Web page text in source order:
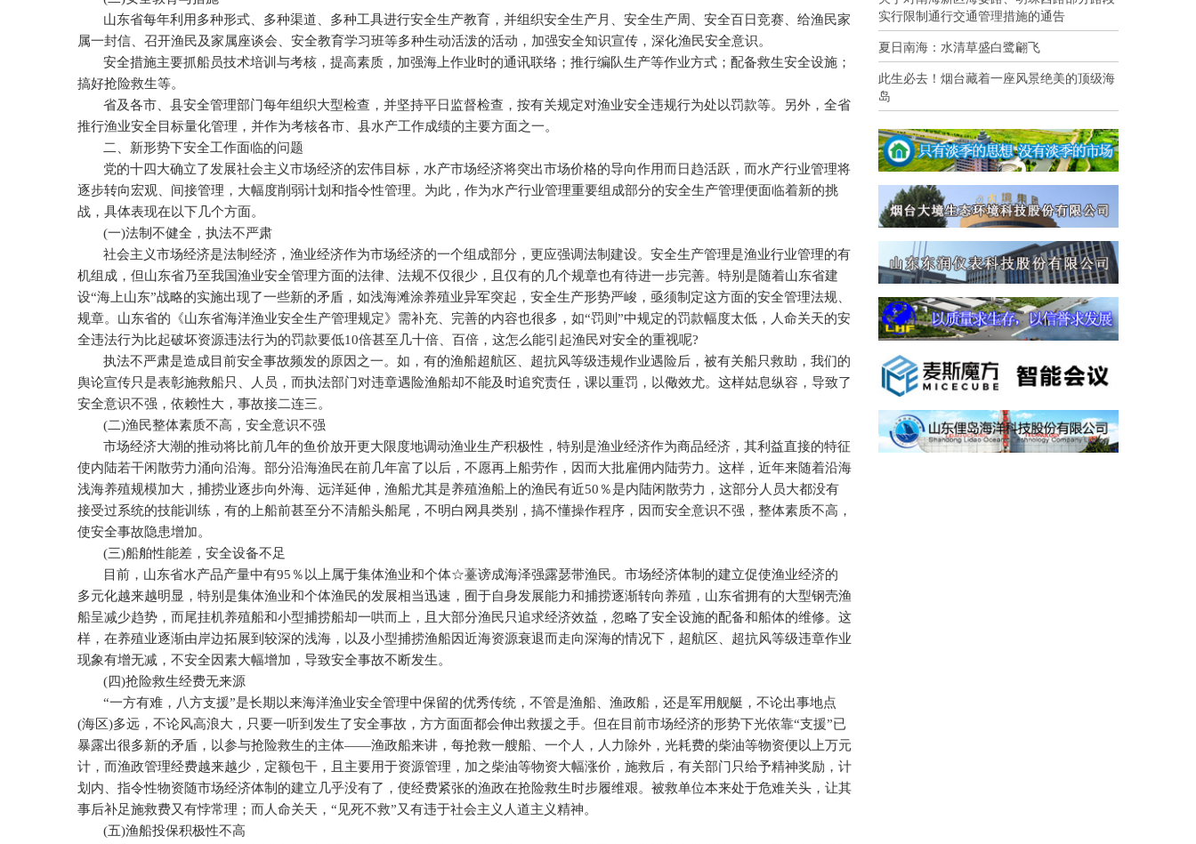
山东省每年利用多种形式、多种渠道、多种工具进行安全生产教育，并组织安全生产月、安全生产周、安全百日竞赛、给渔民家
属一封信、召开渔民及家属座谈会、安全教育学习班等多种生动活泼的活动，加强安全知识宣传，深化渔民安全意识。
安全措施主要抓船员技术培训与考核，提高素质，加强海上作业时的通讯联络；推行编队生产等作业方式；配备救生安全设施；
搞好抢险救生等。
省及各市、县安全管理部门每年组织大型检查，并坚持平日监督检查，按有关规定对渔业安全违规行为处以罚款等。另外，全省
推行渔业安全目标量化管理，并作为考核各市、县水产工作成绩的主要方面之一。
二、新形势下安全工作面临的问题
党的十四大确立了发展社会主义市场经济的宏伟目标，水产市场经济将突出市场价格的导向作用而日趋活跃，而水产行业管理将
逐步转向宏观、间接管理，大幅度削弱计划和指令性管理。为此，作为水产行业管理重要组成部分的安全生产管理便面临着新的挑
战，具体表现在以下几个方面。
(一)法制不健全，执法不严肃
社会主义市场经济是法制经济，渔业经济作为市场经济的一个组成部分，更应强调法制建设。安全生产管理是渔业行业管理的有
机组成，但山东省乃至我国渔业安全管理方面的法律、法规不仅很少，且仅有的几个规章也有待进一步完善。特别是随着山东省建
设“海上山东”战略的实施出现了一些新的矛盾，如浅海滩涂养殖业异军突起，安全生产形势严峻，亟须制定这方面的安全管理法规、
规章。山东省的《山东省海洋渔业安全生产管理规定》需补充、完善的内容也很多，如“罚则”中规定的罚款幅度太低，人命关天的安
全违法行为比起破坏资源违法行为的罚款要低10倍甚至几十倍、百倍，这怎么能引起渔民对安全的重视呢?
执法不严肃是造成目前安全事故频发的原因之一。如，有的渔船超航区、超抗风等级违规作业遇险后，被有关船只救助，我们的
舆论宣传只是表彰施救船只、人员，而执法部门对违章遇险渔船却不能及时追究责任，课以重罚，以儆效尤。这样姑息纵容，导致了
安全意识不强，依赖性大，事故接二连三。
(二)渔民整体素质不高，安全意识不强
市场经济大潮的推动将比前几年的鱼价放开更大限度地调动渔业生产积极性，特别是渔业经济作为商品经济，其利益直接的特征
使内陆若干闲散劳力涌向沿海。部分沿海渔民在前几年富了以后，不愿再上船劳作，因而大批雇佣内陆劳力。这样，近年来随着沿海
浅海养殖规模加大，捕捞业逐步向外海、远洋延伸，渔船尤其是养殖渔船上的渔民有近50 ％是内陆闲散劳力，这部分人员大都没有
接受过系统的技能训练，有的上船前甚至分不清船头船尾，不明白网具类别，搞不懂操作程序，因而安全意识不强，整体素质不高，
使安全事故隐患增加。
(三)船舶性能差，安全设备不足
目前，山东省水产品产量中有95 ％以上属于集体渔业和个体☆薹谤成海泽强露瑟带渔民。市场经济体制的建立促使渔业经济的
多元化越来越明显，特别是集体渔业和个体渔民的发展相当迅速，囿于自身发展能力和捕捞逐渐转向养殖，山东省拥有的大型钢壳渔
船呈减少趋势，而尾挂机养殖船和小型捕捞船却一哄而上，且大部分渔民只追求经济效益，忽略了安全设施的配备和船体的维修。这
样，在养殖业逐渐由岸边拓展到较深的浅海，以及小型捕捞渔船因近海资源衰退而走向深海的情况下，超航区、超抗风等级违章作业
现象有增无减，不安全因素大幅增加，导致安全事故不断发生。
(四)抢险救生经费无来源
“一方有难，八方支援”是长期以来海洋渔业安全管理中保留的优秀传统，不管是渔船、渔政船，还是军用舰艇，不论出事地点
(海区)多远，不论风高浪大，只要一听到发生了安全事故，方方面面都会伸出救援之手。但在目前市场经济的形势下光依靠“支援”已
暴露出很多新的矛盾，以参与抢险救生的主体——渔政船来讲，每抢救一艘船、一个人，人力除外，光耗费的柴油等物资便以上万元
计，而渔政管理经费越来越少，定额包干，且主要用于资源管理，加之柴油等物资大幅涨价，施救后，有关部门只给予精神奖励，计
划内、指令性物资随市场经济体制的建立几乎没有了，使经费紧张的渔政在抢险救生时步履维艰。被救单位本来处于危难关头，让其
事后补足施救费又有悖常理；而人命关天，“见死不救”又有违于社会主义人道主义精神。
(五)渔船投保积极性不高
实行限制通行交通管理措施的通告
夏日南海：水清草盛白鹭翩飞
此生必去！烟台藏着一座风景绝美的顶级海
岛